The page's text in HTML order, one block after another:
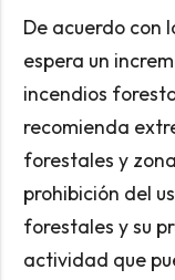
De acuerdo con
espera un
incendios
recomienda
forestales y
prohibición del
forestales y su
actividad que